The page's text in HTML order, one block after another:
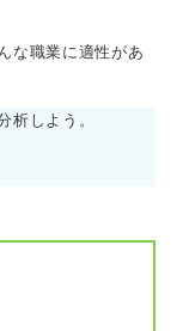
作り方は以下で
んな課題や困
か？」を言語
な職業に適性があ
析しよう。